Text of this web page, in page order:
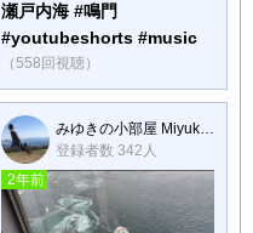
瀬戸内海 #鳴門
#youtubeshorts #music
（558回視聴）
みゆきの小部屋 Miyuki's alcove
登録者数 342人
2年前